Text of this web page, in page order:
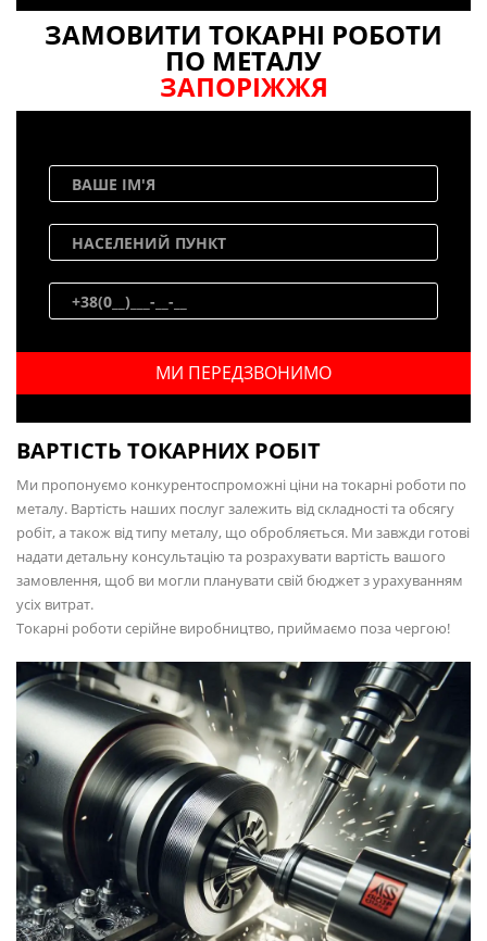
ЗАМОВИТИ ТОКАРНІ РОБОТИ
ПО МЕТАЛУ
ЗАПОРІЖЖЯ
ВАРТІСТЬ ТОКАРНИХ РОБІТ
Ми пропонуємо конкурентоспроможні ціни на токарні роботи по
металу. Вартість наших послуг залежить від складності та обсягу
робіт, а також від типу металу, що обробляється. Ми завжди готові
надати детальну консультацію та розрахувати вартість вашого
замовлення, щоб ви могли планувати свій бюджет з урахуванням
усіх витрат.
Токарні роботи серійне виробництво, приймаємо поза чергою!